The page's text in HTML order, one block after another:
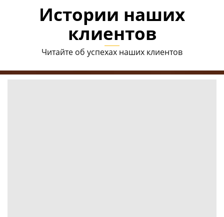
Истории наших
клиентов
Читайте об успехах наших клиентов